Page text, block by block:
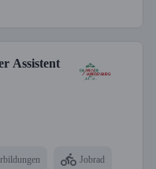
Assistent
Jobrad